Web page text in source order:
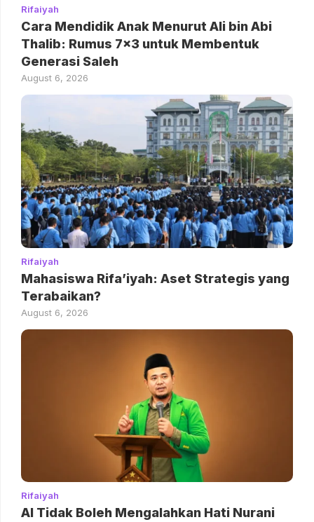
Rifaiyah
Cara Mendidik Anak Menurut Ali bin Abi
Thalib: Rumus 7×3 untuk Membentuk
Generasi Saleh
August 6, 2026
Rifaiyah
Mahasiswa Rifa’iyah: Aset Strategis yang
Terabaikan?
August 6, 2026
Rifaiyah
AI Tidak Boleh Mengalahkan Hati Nurani